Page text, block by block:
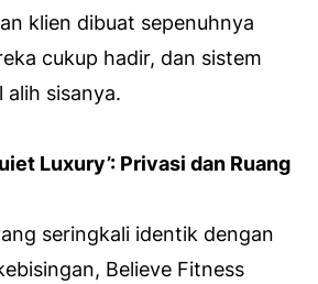
klien dibuat sepenuhnya
cukup hadir, dan sistem
alih sisanya.
Luxury’: Privasi dan Ruang
seringkali identik dengan
Believe Fitness